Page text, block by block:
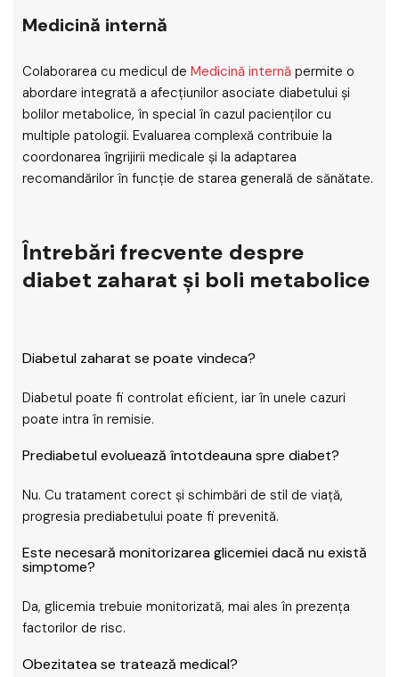
Medicină internă
Colaborarea cu medicul de Medicină internă permite o
abordare integrată a afecțiunilor asociate diabetului și
bolilor metabolice, în special în cazul pacienților cu
multiple patologii. Evaluarea complexă contribuie la
coordonarea îngrijirii medicale și la adaptarea
recomandărilor în funcție de starea generală de sănătate.
Întrebări frecvente despre
diabet zaharat și boli metabolice
Diabetul zaharat se poate vindeca?
Diabetul poate fi controlat eficient, iar în unele cazuri
poate intra în remisie.
Prediabetul evoluează întotdeauna spre diabet?
Nu. Cu tratament corect și schimbări de stil de viață,
progresia prediabetului poate fi prevenită.
Este necesară monitorizarea glicemiei dacă nu există
simptome?
Da, glicemia trebuie monitorizată, mai ales în prezența
factorilor de risc.
Obezitatea se tratează medical?